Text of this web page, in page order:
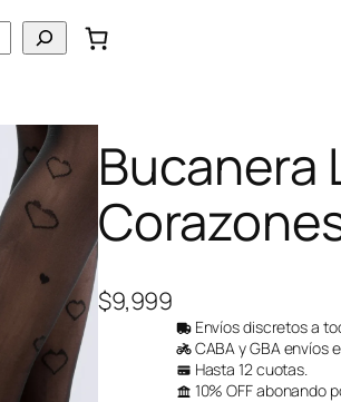
Bucanera
$9,999
Envíos discretos a
CABA y GBA envíos
Hasta 12 cuotas.
10% OFF abonando